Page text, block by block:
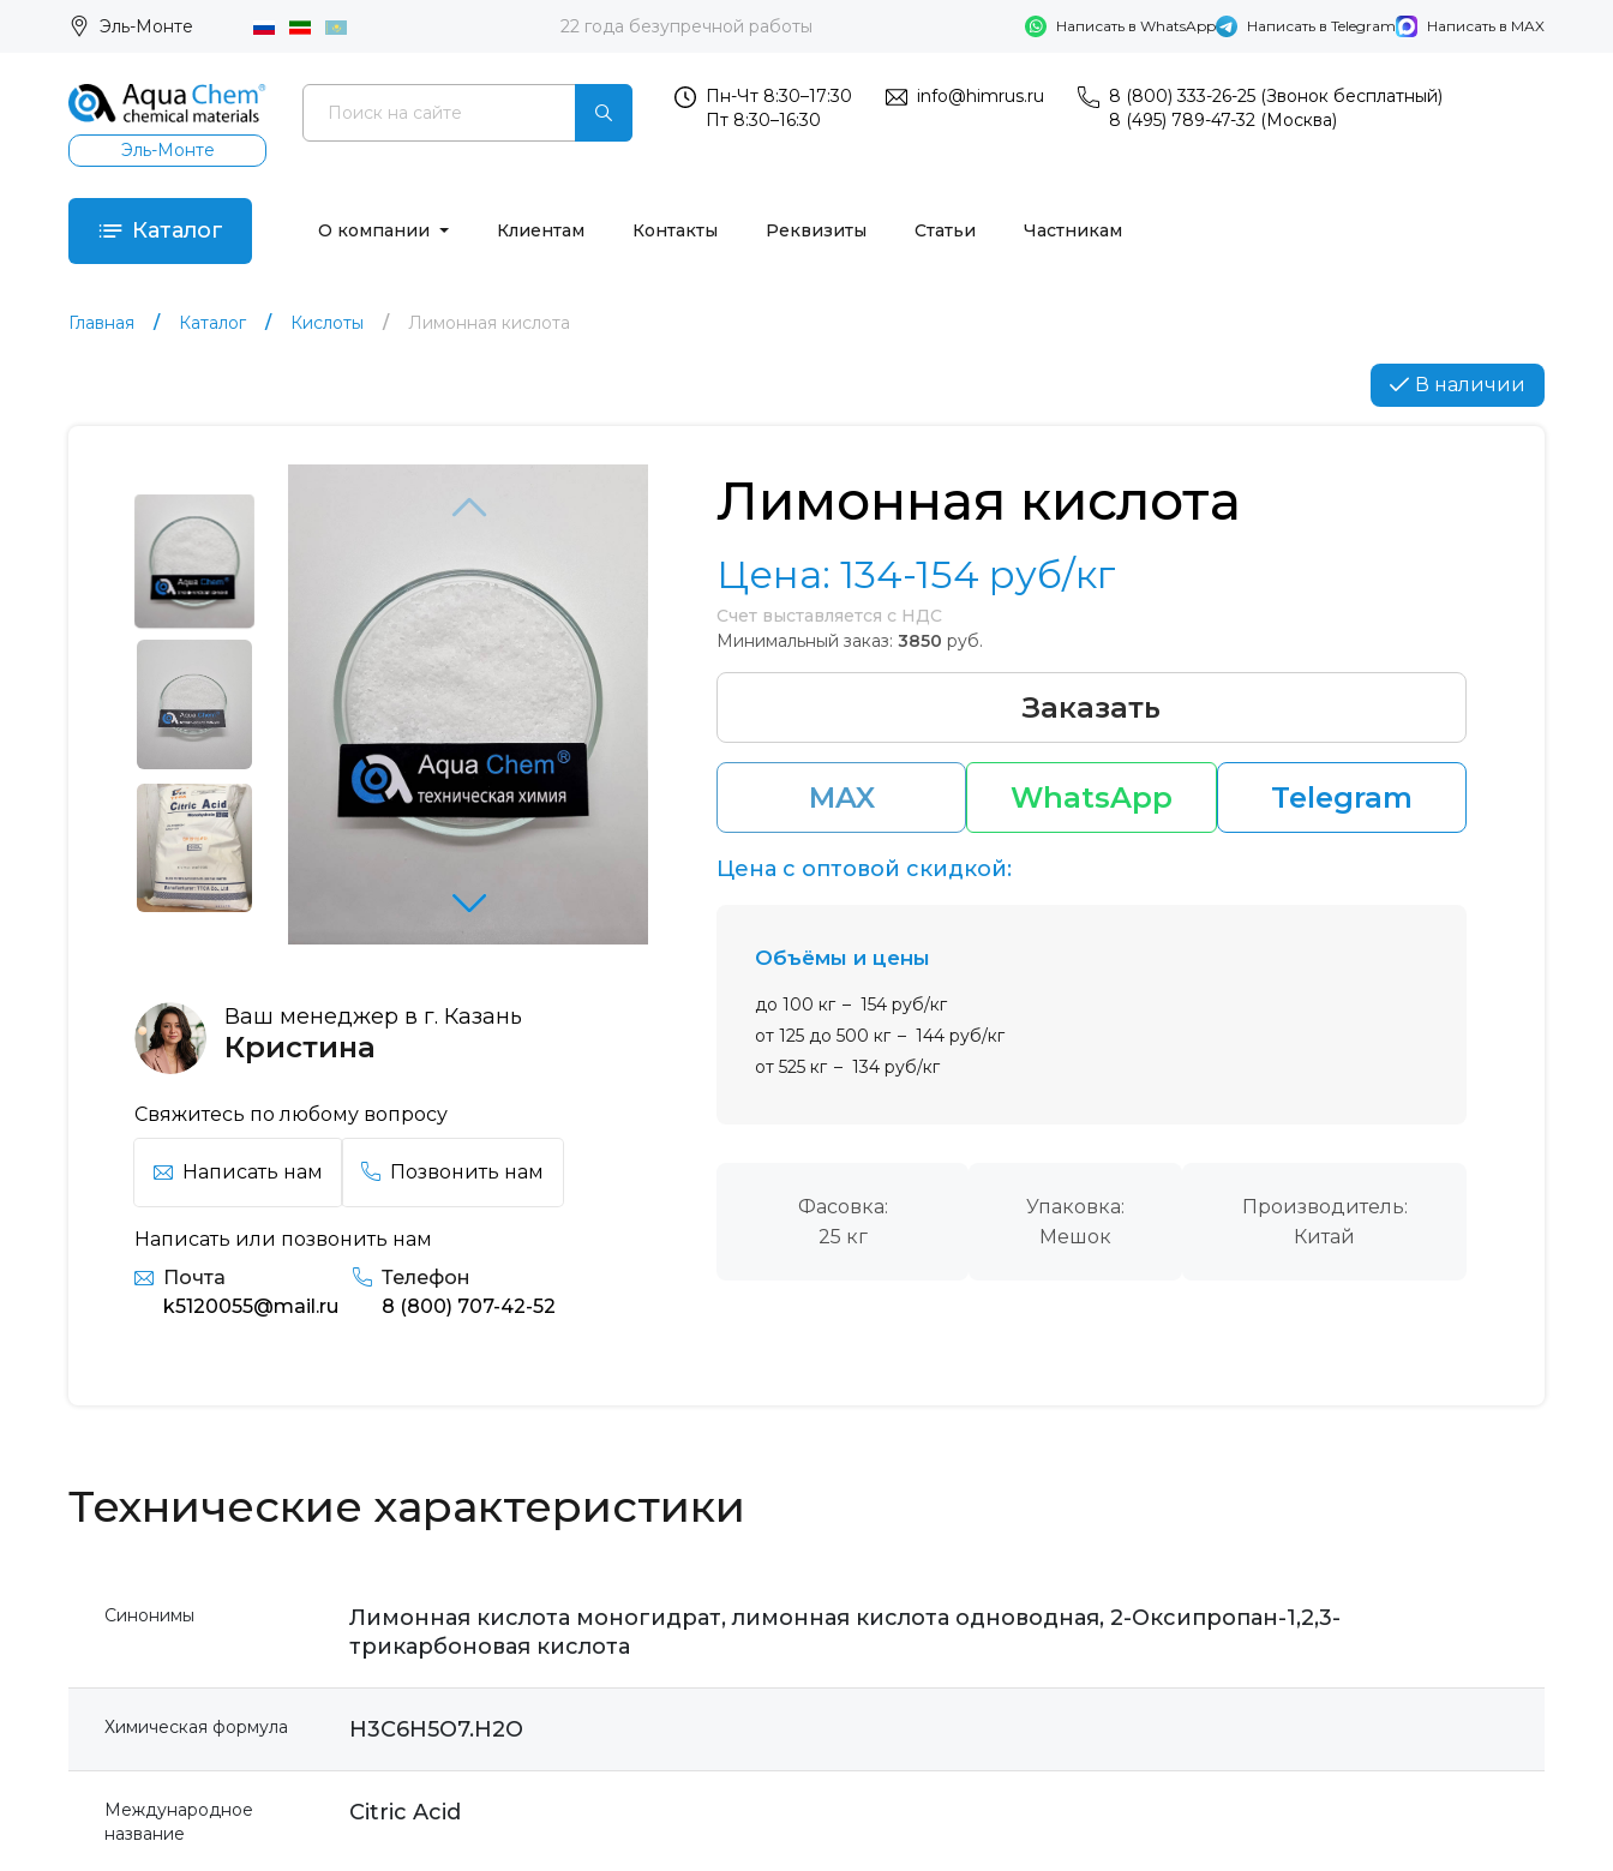
Эль-Монте 22 года безупречной работы Написать в WhatsApp Написать в Telegram Написать в MAX
Эль-Монте
Пн-Чт 8:30–17:30
Пт 8:30–16:30
info@himrus.ru
8 (800) 333-26-25 (Звонок бесплатный)
8 (495) 789-47-32 (Москва)
Каталог О компании Клиентам Контакты Реквизиты Статьи Частникам
Главная Каталог Кислоты Лимонная кислота
В наличии
Ваш менеджер в г. Казань
Кристина
Свяжитесь по любому вопросу
Написать нам Позвонить нам
Написать или позвонить нам
Почта
k5120055@mail.ru
Телефон
8 (800) 707-42-52
Лимонная кислота
Цена: 134-154 руб/кг
Счет выставляется с НДС
Минимальный заказ: 3850 руб.
Заказать
MAX WhatsApp Telegram
Фасовка:
25 кг
Упаковка:
Мешок
Производитель:
Китай
Цена с оптовой скидкой:
Объёмы и цены
до 100 кг
154 руб/кг
от 125 до 500 кг
144 руб/кг
от 525 кг
134 руб/кг
Технические характеристики
Синонимы
Лимонная кислота моногидрат, лимонная кислота одноводная, 2-Оксипропан-1,2,3-
трикарбоновая кислота
Химическая формула H3C6H5O7.H2O
Международное
название
Citric Acid